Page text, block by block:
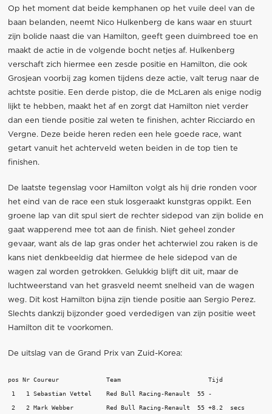
Op het moment dat beide kemphanen op het vuile deel van de
baan belanden, neemt Nico Hulkenberg de kans waar en stuurt
zijn bolide naast die van Hamilton, geeft geen duimbreed toe en
maakt de actie in de volgende bocht netjes af. Hulkenberg
verschaft zich hiermee een zesde positie en Hamilton, die ook
Grosjean voorbij zag komen tijdens deze actie, valt terug naar de
achtste positie. Een derde pistop, die de McLaren als enige nodig
lijkt te hebben, maakt het af en zorgt dat Hamilton niet verder
dan een tiende positie zal weten te finishen, achter Ricciardo en
Vergne. Deze beide heren reden een hele goede race, want
getart vanuit het achterveld weten beiden in de top tien te
finishen.
De laatste tegenslag voor Hamilton volgt als hij drie ronden voor
het eind van de race een stuk losgeraakt kunstgras oppikt. Een
groene lap van dit spul siert de rechter sidepod van zijn bolide en
gaat wapperend mee tot aan de finish. Niet geheel zonder
gevaar, want als de lap gras onder het achterwiel zou raken is de
kans niet denkbeeldig dat hiermee de hele sidepod van de
wagen zal worden getrokken. Gelukkig blijft dit uit, maar de
luchtweerstand van het grasveld neemt snelheid van de wagen
weg. Dit kost Hamilton bijna zijn tiende positie aan Sergio Perez.
Slechts dankzij bijzonder goed verdedigen van zijn positie weet
Hamilton dit te voorkomen.
De uitslag van de Grand Prix van Zuid-Korea:
pos Nr Coureur             Team                        Tijd
1   1 Sebastian Vettel    Red Bull Racing-Renault  55 -
2   2 Mark Webber         Red Bull Racing-Renault  55 +8.2  secs